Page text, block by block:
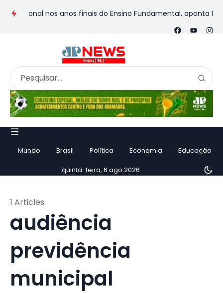
nos anos finais do Ensino Fundamental, aponta Ideb
Mundo Brasil Política Economia Educação
quinta-feira, 6 ago 2026
audiência
previdência
municipal
1 Articles